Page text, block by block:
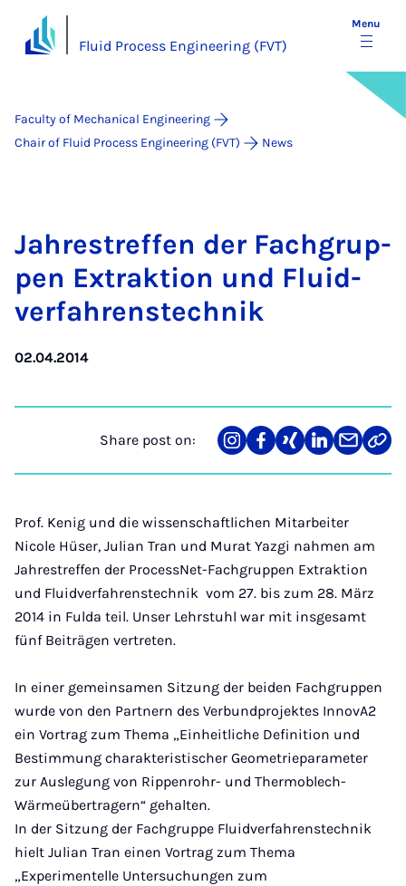
Fluid Process Engineering (FVT)
Menu
Faculty of Mechanical Engineering
Chair of Fluid Process Engineering (FVT)
News
Jahrestref­fen der Fach­grup­
pen Ex­trak­tion und Flu­id­
verfahren­s­tech­nik
02.04.2014
Share post on:
Share
on
Teilen
auf
Teilen
auf
Teilen
auf
Teilen
über
Link
Prof. Kenig und die wissenschaftlichen Mitarbeiter
Nicole Hüser, Julian Tran und Murat Yazgi nahmen am
Jahrestreffen der ProcessNet-Fachgruppen Extraktion
und Fluidverfahrenstechnik vom 27. bis zum 28. März
2014 in Fulda teil. Unser Lehrstuhl war mit insgesamt
fünf Beiträgen vertreten.
In einer gemeinsamen Sitzung der beiden Fachgruppen
wurde von den Partnern des Verbundprojektes InnovA2
ein Vortrag zum Thema „Einheitliche Definition und
Bestimmung charakteristischer Geometrieparameter
zur Auslegung von Rippenrohr- und Thermoblech-
Wärmeübertragern“ gehalten.
In der Sitzung der Fachgruppe Fluidverfahrenstechnik
hielt Julian Tran einen Vortrag zum Thema
„Experimentelle Untersuchungen zum